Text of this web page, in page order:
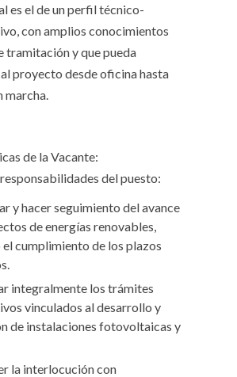
es el de un perfil técnico-
con amplios conocimientos
tramitación y que pueda
proyecto desde oficina hasta
marcha.
de la Vacante:
del puesto:
y hacer seguimiento del avance
de energías renovables,
el cumplimiento de los plazos
integralmente los trámites
vinculados al desarrollo y
de instalaciones fotovoltaicas y
la interlocución con